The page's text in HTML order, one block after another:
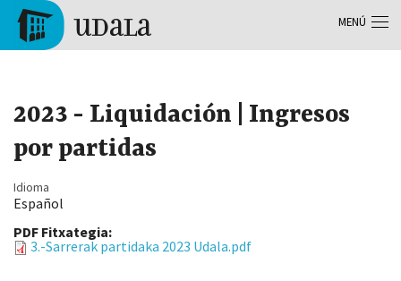
Pasar al contenido principal
2023 - Liquidación | Ingresos
por partidas
Idioma
Español
PDF Fitxategia:
3.-Sarrerak partidaka 2023 Udala.pdf
MENÚ